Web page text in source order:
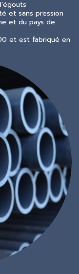
et sans pression
et du pays de
et est fabriqué en